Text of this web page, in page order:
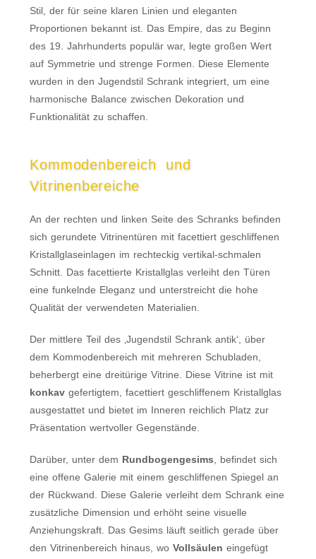
Stil, der für seine klaren Linien und eleganten
Proportionen bekannt ist. Das Empire, das zu Beginn
des 19. Jahrhunderts populär war, legte großen Wert
auf Symmetrie und strenge Formen. Diese Elemente
wurden in den Jugendstil Schrank integriert, um eine
harmonische Balance zwischen Dekoration und
Funktionalität zu schaffen.
Kommodenbereich und
Vitrinenbereiche
An der rechten und linken Seite des Schranks befinden
sich gerundete Vitrinentüren mit facettiert geschliffenen
Kristallglaseinlagen im rechteckig vertikal-schmalen
Schnitt. Das facettierte Kristallglas verleiht den Türen
eine funkelnde Eleganz und unterstreicht die hohe
Qualität der verwendeten Materialien.
Der mittlere Teil des ‚Jugendstil Schrank antik‘, über
dem Kommodenbereich mit mehreren Schubladen,
beherbergt eine dreitürige Vitrine. Diese Vitrine ist mit
konkav gefertigtem, facettiert geschliffenem Kristallglas
ausgestattet und bietet im Inneren reichlich Platz zur
Präsentation wertvoller Gegenstände.
Darüber, unter dem Rundbogengesims, befindet sich
eine offene Galerie mit einem geschliffenen Spiegel an
der Rückwand. Diese Galerie verleiht dem Schrank eine
zusätzliche Dimension und erhöht seine visuelle
Anziehungskraft. Das Gesims läuft seitlich gerade über
den Vitrinenbereich hinaus, woVollsäulen eingefügt